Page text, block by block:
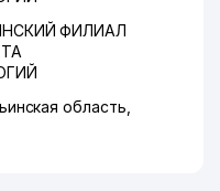
ФИЛИАЛ
область